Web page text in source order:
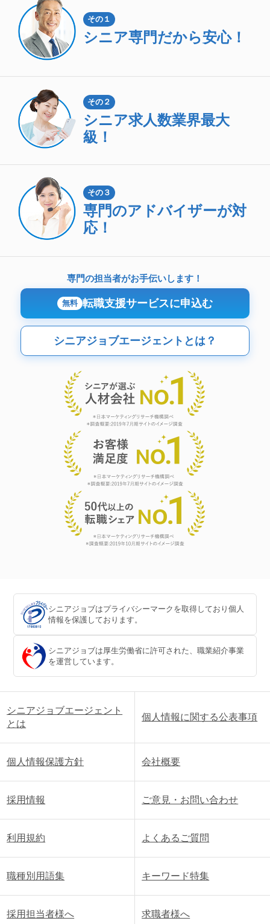
その１
シニア専門だから安心！
その２
シニア求人数業界最大
級！
その３
専門のアドバイザーが対
応！
専門の担当者がお手伝いします！
無料 転職支援サービスに申込む
シニアジョブエージェントとは？
シニアジョブはプライバシーマークを取得しており個人
情報を保護しております。
シニアジョブは厚生労働省に許可された、職業紹介事業
を運営しています。
シニアジョブエージェント
とは
個人情報に関する公表事項
個人情報保護方針 会社概要
採用情報 ご意見・お問い合わせ
利用規約 よくあるご質問
職種別用語集 キーワード特集
採用担当者様へ 求職者様へ